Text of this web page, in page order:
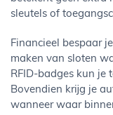
sleutels of
Financieel bespaar
maken van sloten
RFID-badges kun je
Bovendien krijg je
wanneer waar